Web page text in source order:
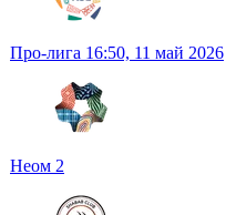
Про-лига 16:50, 11 май 2026
Неом 2